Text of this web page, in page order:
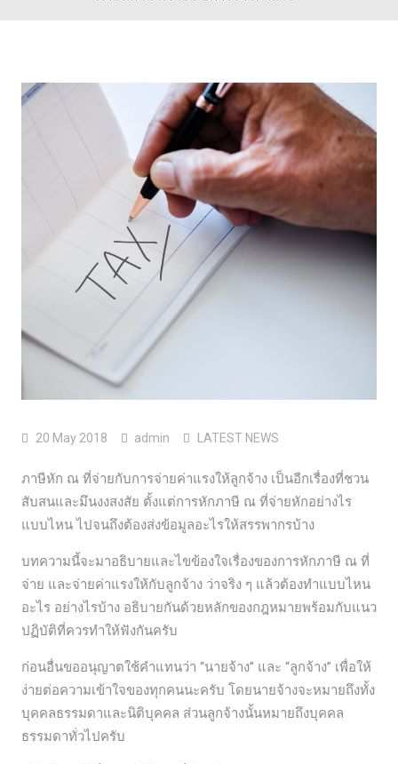
20 May 2018 admin LATEST NEWS
ภาษีหัก ณ ที่จ่ายกับการจ่ายค่าแรงให้ลูกจ้าง เป็นอีกเรื่องที่ชวน
สับสนและมึนงงสงสัย ตั้งแต่การหักภาษี ณ ที่จ่ายหักอย่างไร
แบบไหน ไปจนถึงต้องส่งข้อมูลอะไรให้สรรพากรบ้าง
บทความนี้จะมาอธิบายและไขข้องใจเรื่องของการหักภาษี ณ ที่
จ่าย และจ่ายค่าแรงให้กับลูกจ้าง ว่าจริง ๆ แล้วต้องทำแบบไหน
อะไร อย่างไรบ้าง อธิบายกันด้วยหลักของกฎหมายพร้อมกับแนว
ปฏิบัติที่ควรทำให้ฟังกันครับ
ก่อนอื่นขออนุญาตใช้คำแทนว่า “นายจ้าง” และ “ลูกจ้าง” เพื่อให้
ง่ายต่อความเข้าใจของทุกคนนะครับ โดยนายจ้างจะหมายถึงทั้ง
บุคคลธรรมดาและนิติบุคคล ส่วนลูกจ้างนั้นหมายถึงบุคคล
ธรรมดาทั่วไปครับ